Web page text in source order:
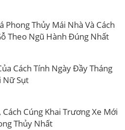
Phong Thủy Mái Nhà Và Cách
Theo Ngũ Hành Đúng Nhất
Cách Tính Ngày Đầy Tháng
Nữ Sụt
Cách Cúng Khai Trương Xe Mới
Thủy Nhất